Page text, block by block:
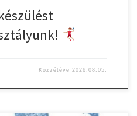
Közzétéve2026.08.05.